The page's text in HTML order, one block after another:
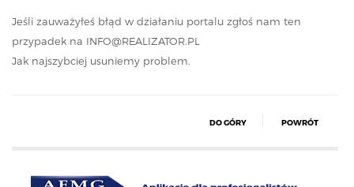
Jeśli zauważyłeś błąd w działaniu portalu zgłoś nam ten
przypadek na INFO@REALIZATOR.PL
Jak najszybciej usuniemy problem.
DO GÓRY POWRÓT